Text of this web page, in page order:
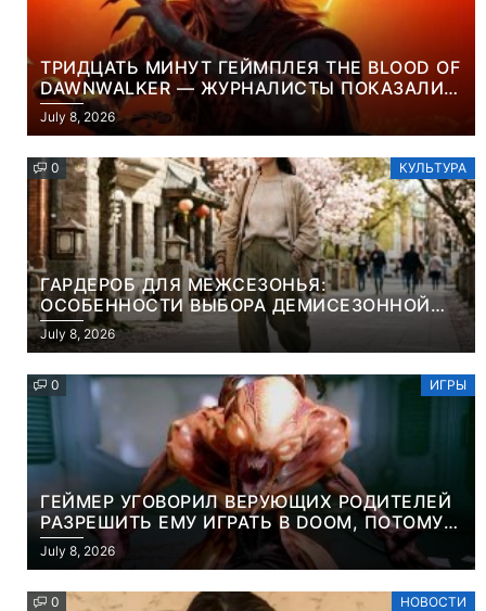
ТРИДЦАТЬ МИНУТ ГЕЙМПЛЕЯ THE BLOOD OF
DAWNWALKER — ЖУРНАЛИСТЫ ПОКАЗАЛИ
НАЧАЛО НОВОЙ ИГРЫ ОТ ВЕТЕРАНОВ CD
PROJEKT RED
July 8, 2026
0 КУЛЬТУРА
ГАРДЕРОБ ДЛЯ МЕЖСЕЗОНЬЯ:
ОСОБЕННОСТИ ВЫБОРА ДЕМИСЕЗОННОЙ
ПАРКИ И ЭЛЕГАНТНОГО ЖЕНСКОГО ПЛАЩА
July 8, 2026
0 ИГРЫ
ГЕЙМЕР УГОВОРИЛ ВЕРУЮЩИХ РОДИТЕЛЕЙ
РАЗРЕШИТЬ ЕМУ ИГРАТЬ В DOOM, ПОТОМУ
ЧТО ЭТО ХРИСТИАНСКАЯ ИГРА ПРО
УБИЙСТВО ДЕМОНОВ
July 8, 2026
0 НОВОСТИ